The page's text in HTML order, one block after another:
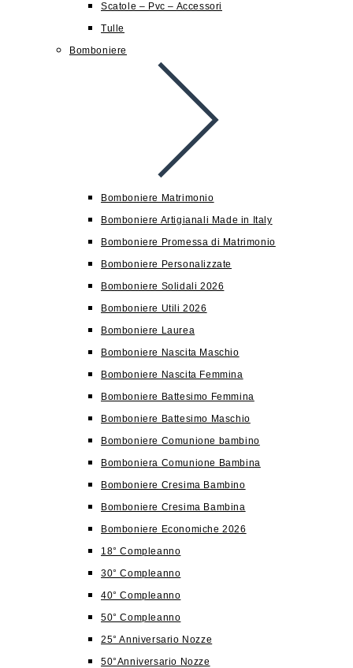
Scatole – Pvc – Accessori
Tulle
Bomboniere
Bomboniere Matrimonio
Bomboniere Artigianali Made in Italy
Bomboniere Promessa di Matrimonio
Bomboniere Personalizzate
Bomboniere Solidali 2026
Bomboniere Utili 2026
Bomboniere Laurea
Bomboniere Nascita Maschio
Bomboniere Nascita Femmina
Bomboniere Battesimo Femmina
Bomboniere Battesimo Maschio
Bomboniere Comunione bambino
Bomboniera Comunione Bambina
Bomboniere Cresima Bambino
Bomboniere Cresima Bambina
Bomboniere Economiche 2026
18° Compleanno
30° Compleanno
40° Compleanno
50° Compleanno
25° Anniversario Nozze
50°Anniversario Nozze